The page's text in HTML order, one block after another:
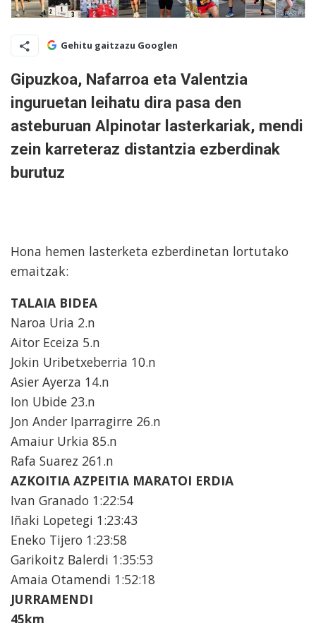
Gehitu gaitzazu Googlen
Gipuzkoa, Nafarroa eta Valentzia
inguruetan leihatu dira pasa den
asteburuan Alpinotar lasterkariak, mendi
zein karreteraz distantzia ezberdinak
burutuz
Hona hemen lasterketa ezberdinetan lortutako
emaitzak:
TALAIA BIDEA
Naroa Uria 2.n
Aitor Eceiza 5.n
Jokin Uribetxeberria 10.n
Asier Ayerza 14.n
Ion Ubide 23.n
Jon Ander Iparragirre 26.n
Amaiur Urkia 85.n
Rafa Suarez 261.n
AZKOITIA AZPEITIA MARATOI ERDIA
Ivan Granado 1:22:54
Iñaki Lopetegi 1:23:43
Eneko Tijero 1:23:58
Garikoitz Balerdi 1:35:53
Amaia Otamendi 1:52:18
JURRAMENDI
45km